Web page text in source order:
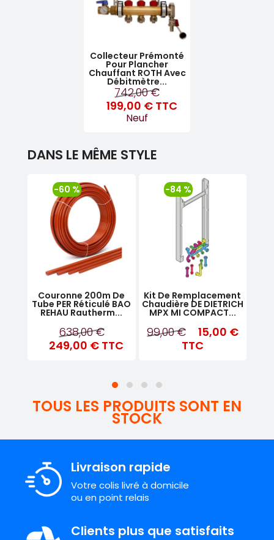
Collecteur Prémonté
Pour Plancher
Chauffant ROTH Avec
Débitmètre...
742,00 €
199,00 € TTC
Neuf
DANS LE MÊME STYLE
Couronne 200m De
Tube PER Réticulé BAO
REHAU Rautherm...
638,00 €
249,00 € TTC
-60 %
Kit De Remplacement
Chaudière DE DIETRICH
MPX MI COMPACT...
99,00 €
15,00 €
TTC
-84 %
TOUS LES PRODUITS SONT EN
STOCK
Livraison rapide
Votre colis livré à domicile
ou en point relais
Clients plus que satisfaits